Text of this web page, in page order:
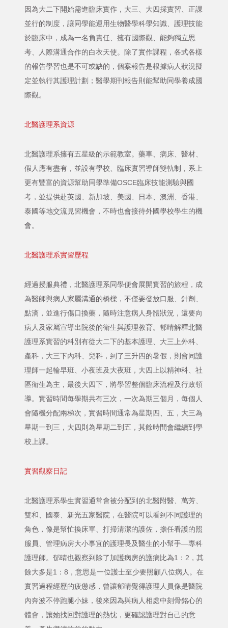
因為大二下開始需進臨床實作，大三、大四採實習、正課
並行的制度，讓同學能運用生物醫學科學知識、護理技能
於臨床中，成為一名負責任、擁有國際觀、能夠獨立思
考、人際溝通合作的白衣天使。除了實作課程，各式各樣
的報告學習也是不可或缺的，個案報告是根據病人狀況擬
定並執行其護理計劃；醫學期刊報告則能幫助同學養成國
際觀。
北醫護理系資源
北醫護理系擁有五星級的示範教室。藥車、病床、醫材、
假人應有盡有，並設有學校、臨床實習導師雙軌制，系上
更有豐富的資源幫助同學準備OSCE臨床技能測驗與國
考，並提供赴英國、新加坡、美國、日本、澳洲、香港、
泰國等地交流見習機會，不時也會接待外國學校學生的機
會。
北醫護理系實習歷程
經過授服典禮，北醫護理系同學便會展開實習的旅程，成
為醫師與病人家屬溝通的橋樑，不僅要發放口服、針劑、
點滴，並進行傷口換藥，隨時注意病人身體狀況，還要向
病人及家屬宣導出院後的衛生與護理教育。郁晴解釋北醫
護理系實習的科別有從大二下的基本護理、大三上外科、
產科，大三下內科、兒科，到了三升四的暑假，則會同護
理師一起輪早班、小夜班及大夜班，大四上以精神科、社
區衛生為主，最後大四下，將學習整個臨床流程及行政領
導。實習時間每學期共有三次，一次為期三個月，每個人
會隨機分配兩梯次，實習時間通常為星期四、五，大三為
星期一到三，大四則為星期二到五，其餘時間會繼續到學
校上課。
實習觀察日記
北醫護理系學生實習通常會被分配到的北醫附醫、萬芳、
雙和、國泰、新光五家醫院，在醫院可以看到不同護理的
角色，像是幫忙換床單、打掃清潔的護佐，擔任看護的照
服員、管理病房大小事宜的護理長及醫生的小幫手—專科
護理師。郁晴也觀察到除了加護病房的護病比為1：2，其
餘大多是1：8，意思是一位護士至少要照顧八位病人。在
實習過程經歷的疲憊感，曾讓郁晴覺得護理人員像是醫院
內奔波不停跑腿小妹，後來因為與病人相處中刻骨銘心的
體會，讓她找回對護理的熱忱，更確認護理對自己的意